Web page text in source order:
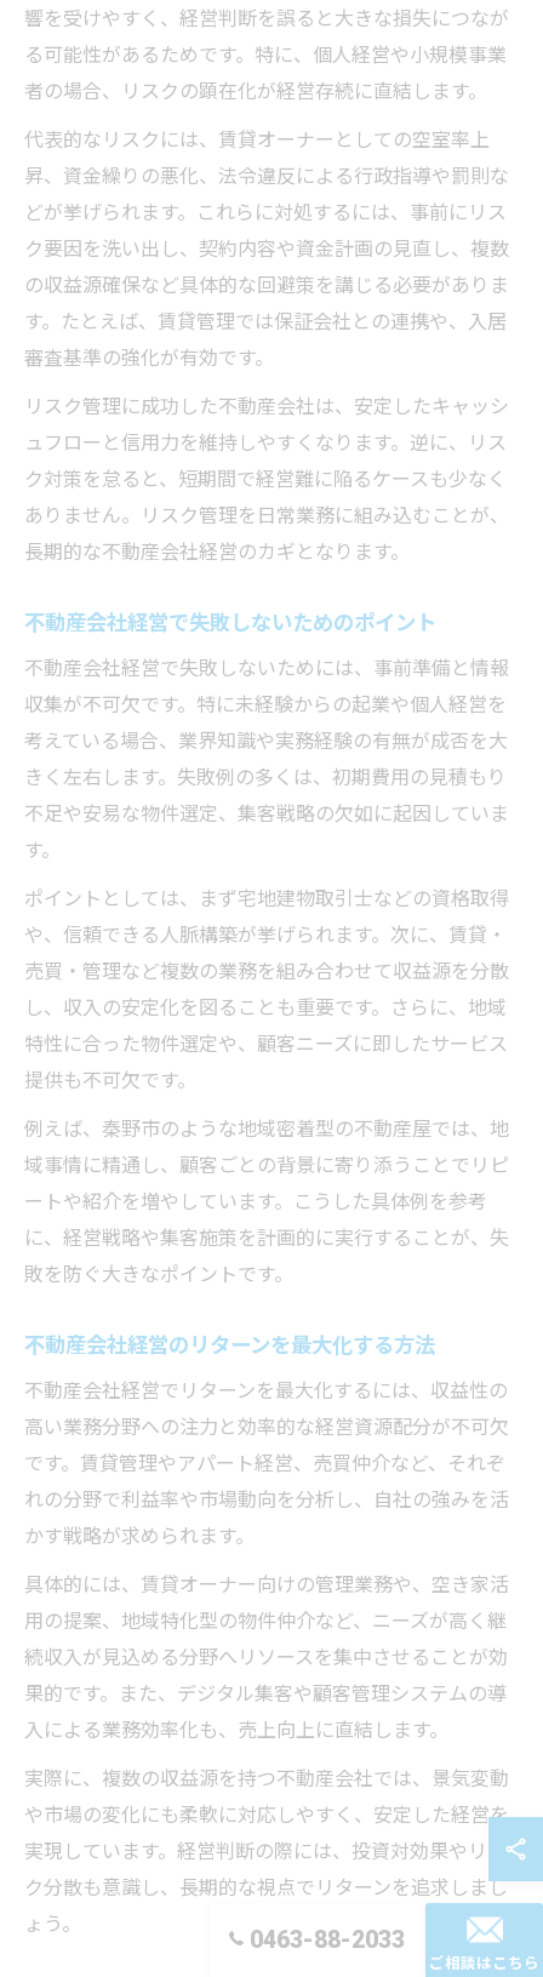
響を受けやすく、経営判断を誤ると大きな損失につなが
る可能性があるためです。特に、個人経営や小規模事業
者の場合、リスクの顕在化が経営存続に直結します。
代表的なリスクには、賃貸オーナーとしての空室率上
昇、資金繰りの悪化、法令違反による行政指導や罰則な
どが挙げられます。これらに対処するには、事前にリス
ク要因を洗い出し、契約内容や資金計画の見直し、複数
の収益源確保など具体的な回避策を講じる必要がありま
す。たとえば、賃貸管理では保証会社との連携や、入居
審査基準の強化が有効です。
リスク管理に成功した不動産会社は、安定したキャッシ
ュフローと信用力を維持しやすくなります。逆に、リス
ク対策を怠ると、短期間で経営難に陥るケースも少なく
ありません。リスク管理を日常業務に組み込むことが、
長期的な不動産会社経営のカギとなります。
不動産会社経営で失敗しないためのポイント
不動産会社経営で失敗しないためには、事前準備と情報
収集が不可欠です。特に未経験からの起業や個人経営を
考えている場合、業界知識や実務経験の有無が成否を大
きく左右します。失敗例の多くは、初期費用の見積もり
不足や安易な物件選定、集客戦略の欠如に起因していま
す。
ポイントとしては、まず宅地建物取引士などの資格取得
や、信頼できる人脈構築が挙げられます。次に、賃貸・
売買・管理など複数の業務を組み合わせて収益源を分散
し、収入の安定化を図ることも重要です。さらに、地域
特性に合った物件選定や、顧客ニーズに即したサービス
提供も不可欠です。
例えば、秦野市のような地域密着型の不動産屋では、地
域事情に精通し、顧客ごとの背景に寄り添うことでリピ
ートや紹介を増やしています。こうした具体例を参考
に、経営戦略や集客施策を計画的に実行することが、失
敗を防ぐ大きなポイントです。
不動産会社経営のリターンを最大化する方法
不動産会社経営でリターンを最大化するには、収益性の
高い業務分野への注力と効率的な経営資源配分が不可欠
です。賃貸管理やアパート経営、売買仲介など、それぞ
れの分野で利益率や市場動向を分析し、自社の強みを活
かす戦略が求められます。
具体的には、賃貸オーナー向けの管理業務や、空き家活
用の提案、地域特化型の物件仲介など、ニーズが高く継
続収入が見込める分野へリソースを集中させることが効
果的です。また、デジタル集客や顧客管理システムの導
入による業務効率化も、売上向上に直結します。
実際に、複数の収益源を持つ不動産会社では、景気変動
や市場の変化にも柔軟に対応しやすく、安定した経営を
実現しています。経営判断の際には、投資対効果やリス
ク分散も意識し、長期的な視点でリターンを追求しまし
ょう。
0463-88-2033
ご相談はこちら